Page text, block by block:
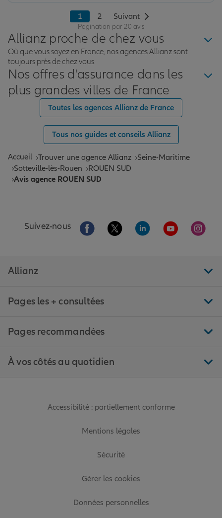
1 2 Suivant
Pagination par 20 avis
Allianz proche de chez vous
Où que vous soyez en France, nos agences Allianz sont
toujours près de chez vous.
Nos offres d'assurance dans les
plus grandes villes de France
Toutes les agences Allianz de France
Tous nos guides et conseils Allianz
Accueil Trouver une agence Allianz
Seine-Maritime
Sotteville-lès-Rouen
ROUEN SUD
Avis agence ROUEN SUD
Suivez-nous Aller sur la page Facebook de Allianz
Aller sur la page Twitter de
Aller sur la page
Aller sur la
Aller
Allianz
Pages les + consultées
Pages recommandées
À vos côtés au quotidien
Accessibilité : partiellement conforme
Mentions légales
Sécurité
Gérer les cookies
Données personnelles